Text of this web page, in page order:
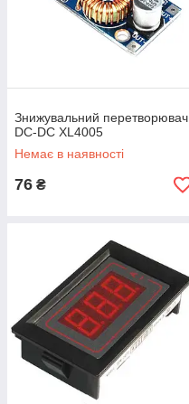
Знижувальний перетворювач
DC-DC XL4005
Немає в наявності
76 ₴